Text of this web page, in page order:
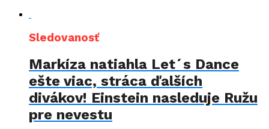
Sledovanosť
Markíza natiahla Let´s Dance
ešte viac, stráca ďalších
divákov! Einstein nasleduje Ružu
pre nevestu